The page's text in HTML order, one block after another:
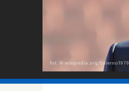
fot. © wikipedia.org/Salerno1970